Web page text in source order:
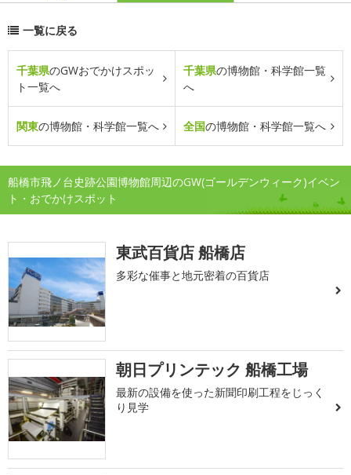
一覧に戻る
千葉県のGWおでかけスポッ
ト一覧へ
千葉県の博物館・科学館一覧
へ
関東の博物館・科学館一覧へ 全国の博物館・科学館一覧へ
船橋市飛ノ台史跡公園博物館周辺のGW(ゴールデンウィーク)イベン
ト・おでかけスポット
東武百貨店 船橋店
多彩な催事と地元密着の百貨店
朝日プリンテック 船橋工場
最新の設備を使った新聞印刷工程をじっく
り見学